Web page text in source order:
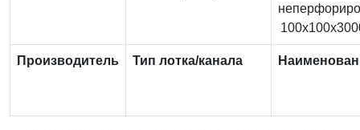
Производитель Тип лотка/канала